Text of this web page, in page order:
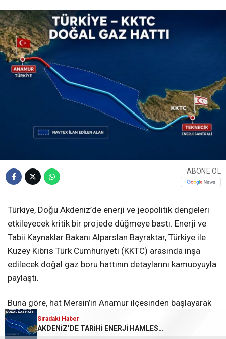
Sıradaki Haber
MERSİN MERKEZLİ GEMİ BATTI!
Sıradaki Haber
AKDENİZ’DE TARİHİ ENERJİ HAMLESİ MERSİN’DEN KKTC’YE DOĞAL GAZ HATTI DÖŞENİYOR
ABONE OL
Türkiye, Doğu Akdeniz’de enerji ve jeopolitik dengeleri
etkileyecek kritik bir projede düğmeye bastı. Enerji ve
Tabii Kaynaklar Bakanı Alparslan Bayraktar, Türkiye ile
Kuzey Kıbrıs Türk Cumhuriyeti (KKTC) arasında inşa
edilecek doğal gaz boru hattının detaylarını kamuoyuyla
paylaştı.
Buna göre, hat Mersin’in Anamur ilçesinden başlayarak
KKTC’deki Teknecik Enerji Santrali’ne ulaşacak. Proje
kapsamında Türkiye, Doğu Akdeniz’de yürütülecek